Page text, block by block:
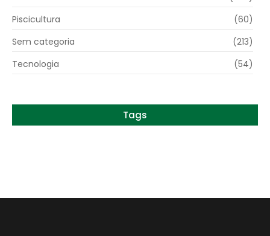
Piscicultura
(60)
Sem categoria
(213)
Tecnologia
(54)
Tags